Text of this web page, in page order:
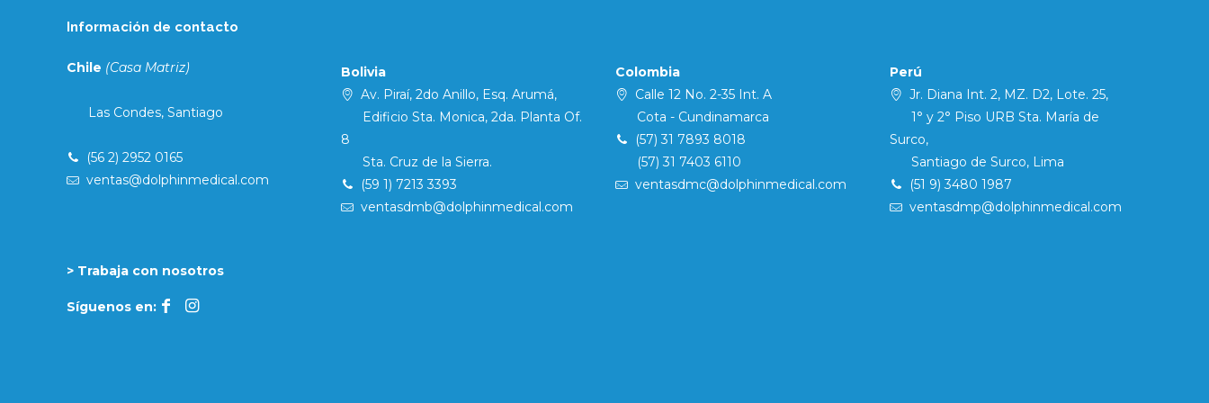
Información de contacto
Chile (Casa Matriz)
Las Condes, Santiago
(56 2) 2952 0165
ventas@dolphinmedical.com
> Trabaja con nosotros
Síguenos en:
Bolivia
Av. Piraí, 2do Anillo, Esq. Arumá,
Edificio Sta. Monica, 2da. Planta Of.
8
Sta. Cruz de la Sierra.
(59 1) 7213 3393
ventasdmb@dolphinmedical.com
Colombia
Calle 12 No. 2-35 Int. A
Cota - Cundinamarca
(57) 31 7893 8018
(57) 31 7403 6110
ventasdmc@dolphinmedical.com
Perú
Jr. Diana Int. 2, MZ. D2, Lote. 25,
1° y 2° Piso URB Sta. María de
Surco,
Santiago de Surco, Lima
(51 9) 3480 1987
ventasdmp@dolphinmedical.com